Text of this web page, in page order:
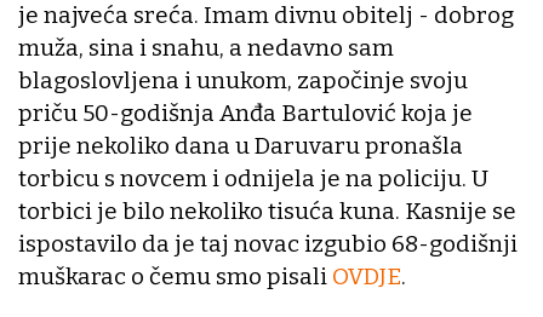
je najveća sreća. Imam divnu obitelj - dobrog
muža, sina i snahu, a nedavno sam
blagoslovljena i unukom, započinje svoju
priču 50-godišnja Anđa Bartulović koja je
prije nekoliko dana u Daruvaru pronašla
torbicu s novcem i odnijela je na policiju. U
torbici je bilo nekoliko tisuća kuna. Kasnije se
ispostavilo da je taj novac izgubio 68-godišnji
muškarac o čemu smo pisali OVDJE.